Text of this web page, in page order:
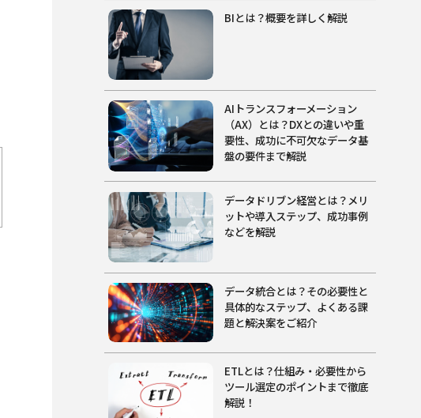
BIとは？概要を詳しく解説
AIトランスフォーメーション
（AX）とは？DXとの違いや重
要性、成功に不可欠なデータ基
盤の要件まで解説
データドリブン経営とは？メリ
ットや導入ステップ、成功事例
などを解説
データ統合とは？その必要性と
具体的なステップ、よくある課
題と解決案をご紹介
ETLとは？仕組み・必要性から
ツール選定のポイントまで徹底
解説！